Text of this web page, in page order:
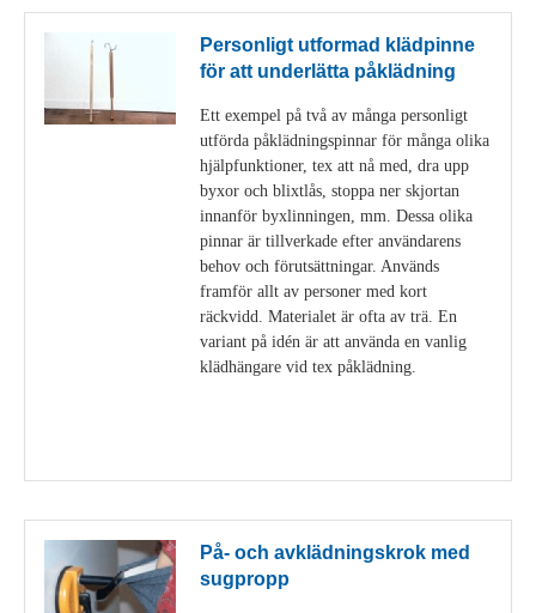
Personligt utformad klädpinne
för att underlätta påklädning
Ett exempel på två av många personligt
utförda påklädningspinnar för många olika
hjälpfunktioner, tex att nå med, dra upp
byxor och blixtlås, stoppa ner skjortan
innanför byxlinningen, mm. Dessa olika
pinnar är tillverkade efter användarens
behov och förutsättningar. Används
framför allt av personer med kort
räckvidd. Materialet är ofta av trä. En
variant på idén är att använda en vanlig
klädhängare vid tex påklädning.
På- och avklädningskrok med
sugpropp